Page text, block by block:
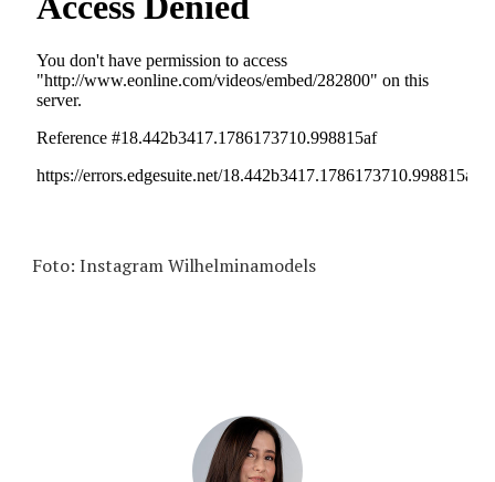
Foto: Instagram Wilhelminamodels